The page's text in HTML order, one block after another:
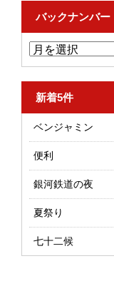
バックナンバー
新着5件
ベンジャミン
便利
銀河鉄道の夜
夏祭り
七十二候